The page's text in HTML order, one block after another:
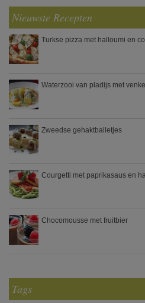
Nieuwste Recepten
Turkse pizza met halloumi en
Waterzooi van pladijs met
Zweedse gehaktballetjes
Courgetti met paprikasaus en
Chocomousse met fruitbier
Tags